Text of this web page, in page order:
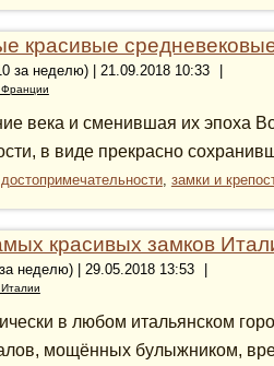
красивые
за неделю) | 21.09.2018 10:33
Франции
века и сменившая их эпоха
в виде прекрасно
достопримечательности, замки и
красивых замков
неделю) | 29.05.2018 13:53
в любом итальянском
мощённых булыжником,